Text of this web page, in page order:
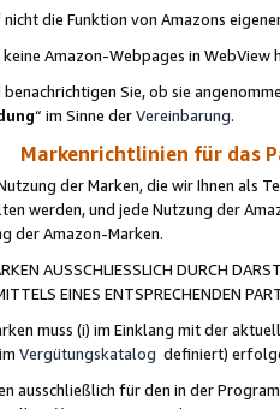
die Funktion von Amazons
Amazon-Webpages in WebView
Sie, ob sie
“ im Sinne derVereinbarung.
Markenrichtlinien für das
der Marken, die wir Ihnen als
werden, und jede Nutzung der
der Amazon-Marken.
AUSSCHLIESSLICH DURCH
EINES ENTSPRECHENDEN
muss (i) im Einklang mit der
Vergütungskatalog definiert)
ausschließlich für den in der